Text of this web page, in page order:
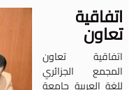
تعاون
الجزائري
العربية جامعة